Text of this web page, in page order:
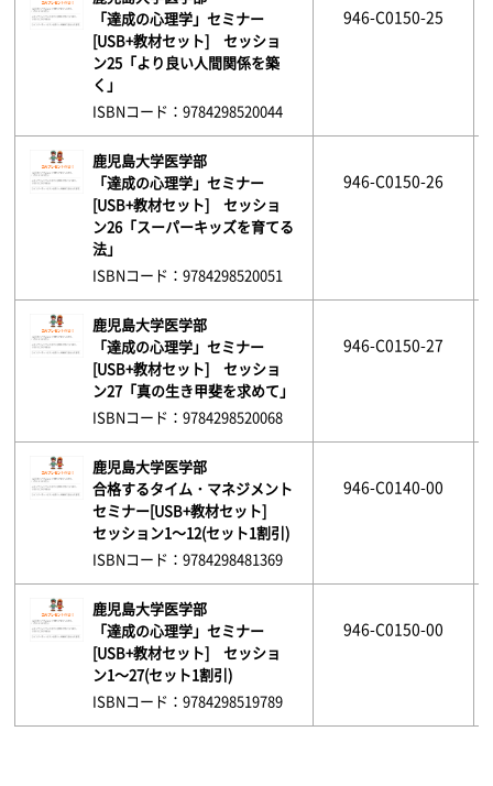
「達成の心理学」セミナー
[USB+教材セット] セッショ
ン25「より良い人間関係を築
く」
ISBNコード：9784298520044
946-C0150-25
鹿児島大学医学部
「達成の心理学」セミナー
[USB+教材セット] セッショ
ン26「スーパーキッズを育てる
法」
ISBNコード：9784298520051
946-C0150-26
鹿児島大学医学部
「達成の心理学」セミナー
[USB+教材セット] セッショ
ン27「真の生き甲斐を求めて」
ISBNコード：9784298520068
946-C0150-27
鹿児島大学医学部
合格するタイム・マネジメント
セミナー[USB+教材セット]
セッション1～12(セット1割引)
ISBNコード：9784298481369
946-C0140-00
鹿児島大学医学部
「達成の心理学」セミナー
[USB+教材セット] セッショ
ン1～27(セット1割引)
ISBNコード：9784298519789
946-C0150-00